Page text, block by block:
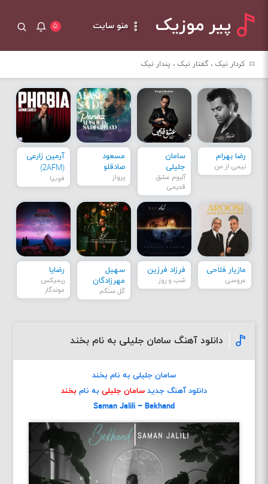
پیر موزیک منو سایت ۵
کردار نیک ، گفتار نیک ، پندار نیک
رضا بهرام
نیمی از من
سامان
جلیلی
آلبوم عشق
قدیمی
مسعود
صادقلو
پرواز
آرمین زارعی
(2AFM)
فوبیا
مازیار فلاحی
عروسی
فرزاد فرزین
شب و روز
سهیل
مهرزادگان
گل سنگم
رضایا
ریمیکس
موندگار
دانلود آهنگ سامان جلیلی به نام بخند
سامان جلیلی به نام بخند
دانلود آهنگ جدید سامان جلیلی به نام بخند
Saman Jalili – Bekhand